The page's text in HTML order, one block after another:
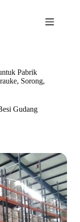
Pabrik
Sorong,
Gudang